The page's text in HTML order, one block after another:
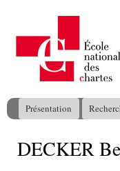
Menu principal
Présentation
Vous êtes ici
DECKER